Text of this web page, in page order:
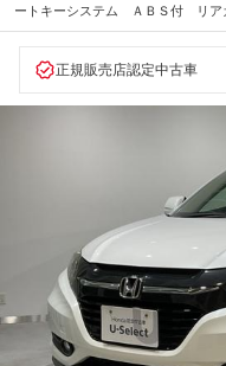
ートキーシステム ＡＢＳ付 リ
器 サイドエアバック ＬＥＤラ
正規販売店認定中古車